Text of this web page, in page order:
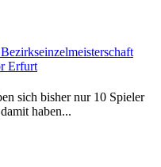
Erfurt
sich bisher nur 10 Spieler
haben...